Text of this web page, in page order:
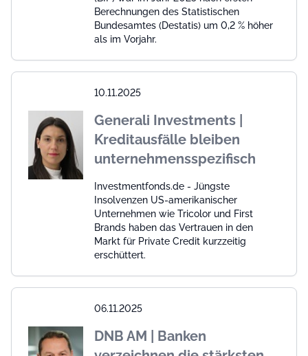
Berechnungen des Statistischen
Bundesamtes (Destatis) um 0,2 % höher
als im Vorjahr.
10.11.2025
Generali Investments |
Kreditausfälle bleiben
unternehmensspezifisch
Investmentfonds.de - Jüngste
Insolvenzen US-amerikanischer
Unternehmen wie Tricolor und First
Brands haben das Vertrauen in den
Markt für Private Credit kurzzeitig
erschüttert.
06.11.2025
DNB AM | Banken